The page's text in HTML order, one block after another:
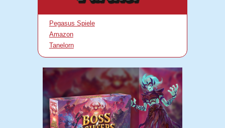
Pegasus Spiele
Amazon
Tanelorn